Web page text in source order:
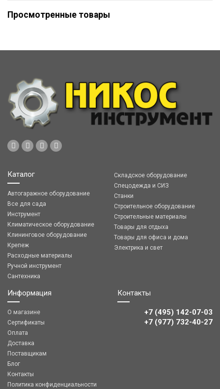
Просмотренные товары
Каталог
Автогаражное оборудование
Все для сада
Инструмент
Климатическое оборудование
Клининговое оборудование
Крепеж
Расходные материалы
Ручной инструмент
Сантехника
Складское оборудование
Спецодежда и СИЗ
Станки
Строительное оборудование
Строительные материалы
Товары для отдыха
Товары для офиса и дома
Электрика и свет
Информация
О магазине
Сертификаты
Оплата
Доставка
Поставщикам
Блог
Контакты
Политика конфиденциальности
Контакты
+7 (495) 142-07-03
‎‎+7 (977) 732-40-27